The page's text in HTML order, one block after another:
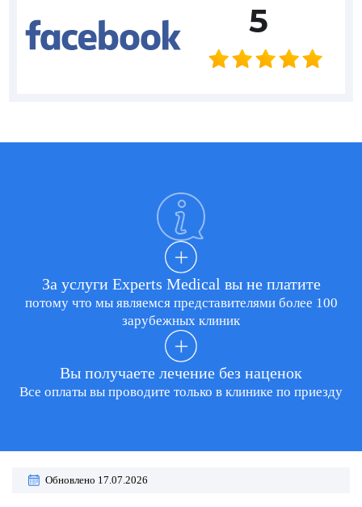
5
За услуги Experts Medical вы не платите
потому что мы являемся представителями более 100
зарубежных клиник
Вы получаете лечение без наценок
Все оплаты вы проводите только в клинике по приезду
Обновлено 17.07.2026